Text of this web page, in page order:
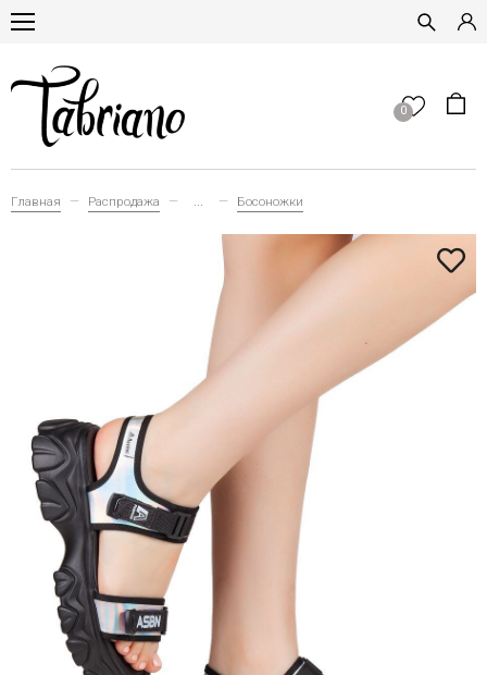
0
Главная Распродажа Босоножки